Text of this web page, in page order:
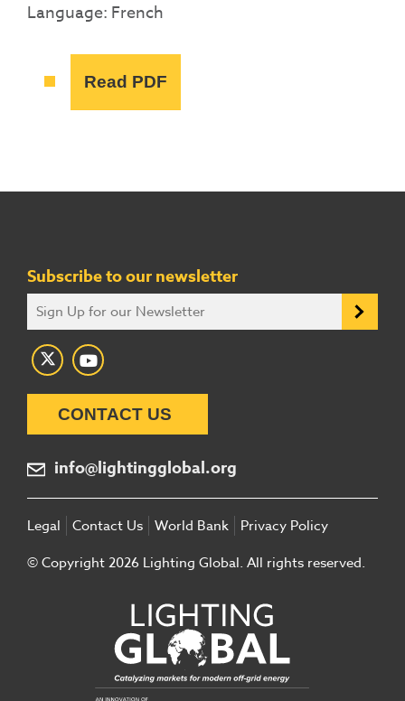
Language: French
Read PDF
Subscribe to our newsletter
CONTACT US
info@lightingglobal.org
Legal Contact Us World Bank
Privacy Policy
© Copyright 2026 Lighting Global. All rights reserved.